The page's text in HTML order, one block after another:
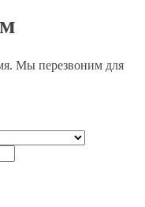
Мы перезвоним для